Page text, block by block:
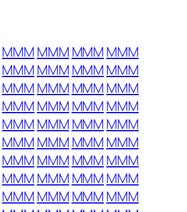
MMM MMM MMM MMM
MMM MMM MMM MMM
MMM MMM MMM MMM
MMM MMM MMM MMM
MMM MMM MMM MMM
MMM MMM MMM MMM
MMM MMM MMM MMM
MMM MMM MMM MMM
MMM MMM MMM MMM